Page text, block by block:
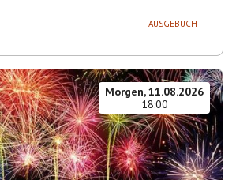
AUSGEBUCHT
Morgen, 11.08.2026
18:00